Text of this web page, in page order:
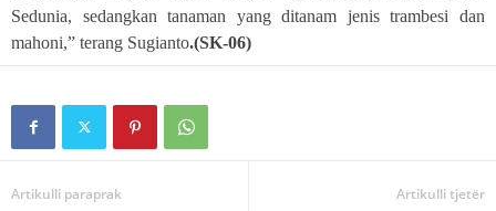
Sedunia, sedangkan tanaman yang ditanam jenis trambesi dan
mahoni,” terang Sugianto.(SK-06)
Artikulli paraprak Artikulli tjetër